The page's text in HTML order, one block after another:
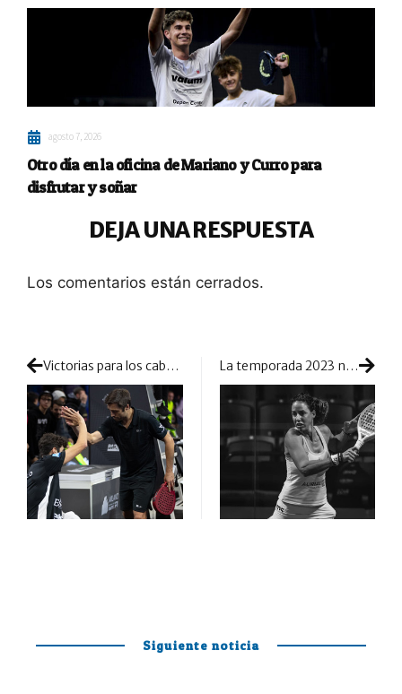
agosto 7, 2026
Otro día en la oficina de Mariano y Curro para
disfrutar y soñar
DEJA UNA RESPUESTA
Los comentarios están cerrados.
Victorias para los cabezas de serie y dos retiradas: Milán comienza a ponerse exigente La temporada 2023 no contará con Marta Marrero: la canaria se retira temporalmente de la competición
Siguiente noticia